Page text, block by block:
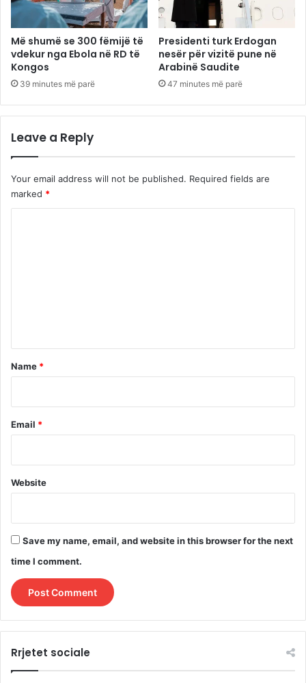
Më shumë se 300 fëmijë të
vdekur nga Ebola në RD të
Kongos
39 minutes më parë
Presidenti turk Erdogan
nesër për vizitë pune në
Arabinë Saudite
47 minutes më parë
Leave a Reply
Your email address will not be published. Required fields are
marked *
*
Name *
Email *
Website
Save my name, email, and website in this browser for the next
time I comment.
Rrjetet sociale